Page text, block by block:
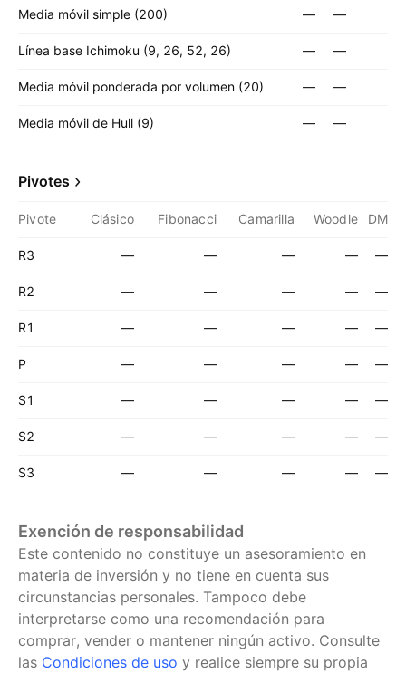
Media móvil simple (200) — —
Línea base Ichimoku (9, 26, 52, 26) — —
Media móvil ponderada por volumen (20) — —
Media móvil de Hull (9) — —
Pivotes
Pivote Clásico Fibonacci Camarilla Woodle DM
R3 — — — — —
R2 — — — — —
R1 — — — — —
P — — — — —
S1 — — — — —
S2 — — — — —
S3 — — — — —
Exención de responsabilidad
Este contenido no constituye un asesoramiento en
materia de inversión y no tiene en cuenta sus
circunstancias personales. Tampoco debe
interpretarse como una recomendación para
comprar, vender o mantener ningún activo. Consulte
las Condiciones de uso y realice siempre su propia